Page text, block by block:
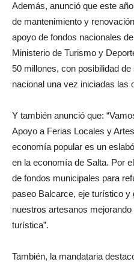
Además, anunció que este
de mantenimiento y
apoyo de fondos nacionales
Ministerio de Turismo y
50 millones, con posibilidad
nacional una vez iniciadas las
Y también anunció que:
Apoyo a Ferias Locales y
economía popular es un
en la economía de Salta. Por
de fondos municipales para
paseo Balcarce, eje turístico
nuestros artesanos
turística”.
También, la mandataria